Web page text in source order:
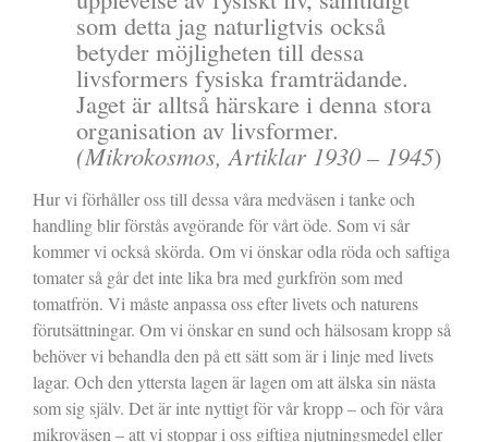
som detta jag naturligtvis också
betyder möjligheten till dessa
livsformers fysiska framträdande.
Jaget är alltså härskare i denna stora
organisation av livsformer.
(Mikrokosmos, Artiklar 1930 – 1945)
Hur vi förhåller oss till dessa våra medväsen i tanke och
handling blir förstås avgörande för vårt öde. Som vi sår
kommer vi också skörda. Om vi önskar odla röda och saftiga
tomater så går det inte lika bra med gurkfrön som med
tomatfrön. Vi måste anpassa oss efter livets och naturens
förutsättningar. Om vi önskar en sund och hälsosam kropp så
behöver vi behandla den på ett sätt som är i linje med livets
lagar. Och den yttersta lagen är lagen om att älska sin nästa
som sig själv. Det är inte nyttigt för vår kropp – och för våra
mikroväsen – att vi stoppar i oss giftiga njutningsmedel eller